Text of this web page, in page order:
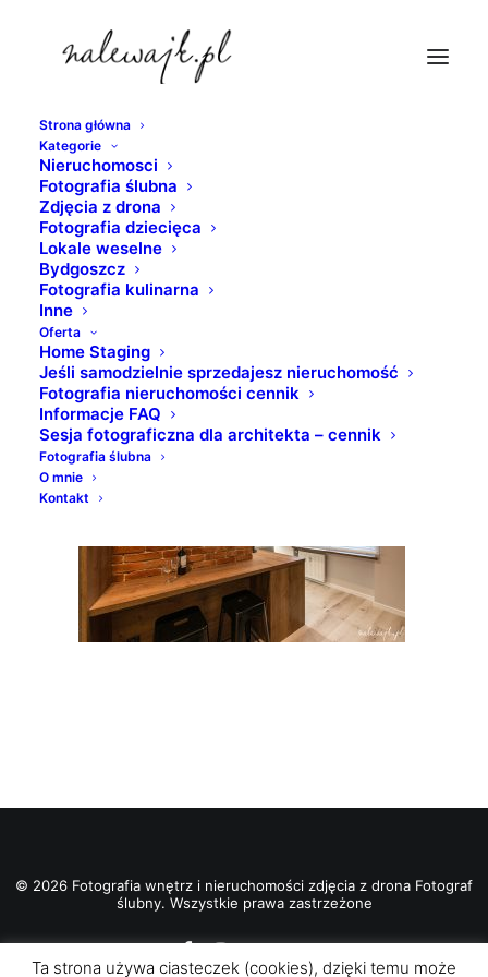
Strona główna
Kategorie
Nieruchomosci
Fotografia ślubna
Zdjęcia z drona
Fotografia dziecięca
Lokale weselne
Bydgoszcz
Fotografia kulinarna
Inne
Oferta
Home Staging
Jeśli samodzielnie sprzedajesz nieruchomość
Fotografia nieruchomości cennik
Informacje FAQ
Sesja fotograficzna dla architekta – cennik
Fotografia ślubna
O mnie
Kontakt
fotografie-wnetrz-torun
Strona Główna
Home staging | mieszkania domy biura hotele restauracje
gabinety pracownie sklepy i inne wnętrza
© 2026 Fotografia wnętrz i nieruchomości zdjęcia z drona Fotograf
ślubny. Wszystkie prawa zastrzeżone
Ta strona używa ciasteczek (cookies), dzięki temu może